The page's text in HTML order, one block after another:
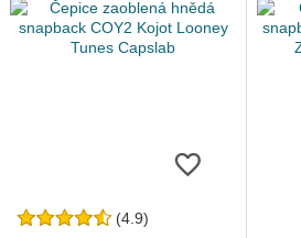
(4.9)